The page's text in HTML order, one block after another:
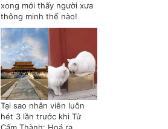
xong mới thấy người xưa
thông minh thế nào!
Tại sao nhân viên luôn
hét 3 lần trước khi Tử